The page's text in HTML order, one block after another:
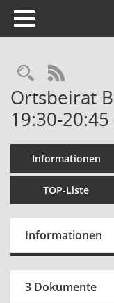
Toggle navigation
RSS-
Ortsbeirat
19:30-
Informationen
TOP-Liste
Informationen
3 Dokumente